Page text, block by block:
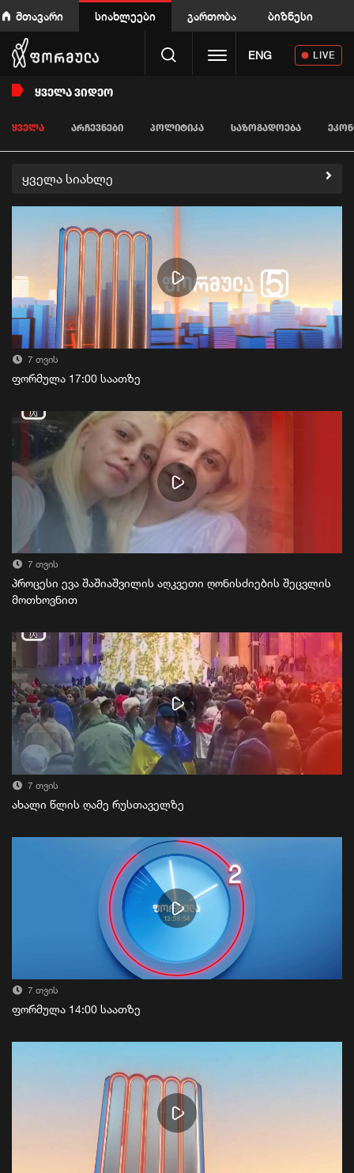
მთავარი სიახლეები გართობა ბიზნესი
Toggle navigation
ENG LIVE
ᲧᲕᲔᲚᲐ ᲕᲘᲓᲔᲝ
ᲧᲕᲔᲚᲐ ᲐᲠᲩᲔᲕᲜᲔᲑᲘ ᲞᲝᲚᲘᲢᲘᲙᲐ ᲡᲐᲖᲝᲒᲐᲓᲝᲔᲑᲐ
ყველა სიახლე
7 თვის
ფორმულა 17:00 საათზე
7 თვის
პროცესი ევა შაშიაშვილის აღკვეთი ღონისძიების შეცვლის
მოთხოვნით
7 თვის
ახალი წლის ღამე რუსთაველზე
7 თვის
ფორმულა 14:00 საათზე